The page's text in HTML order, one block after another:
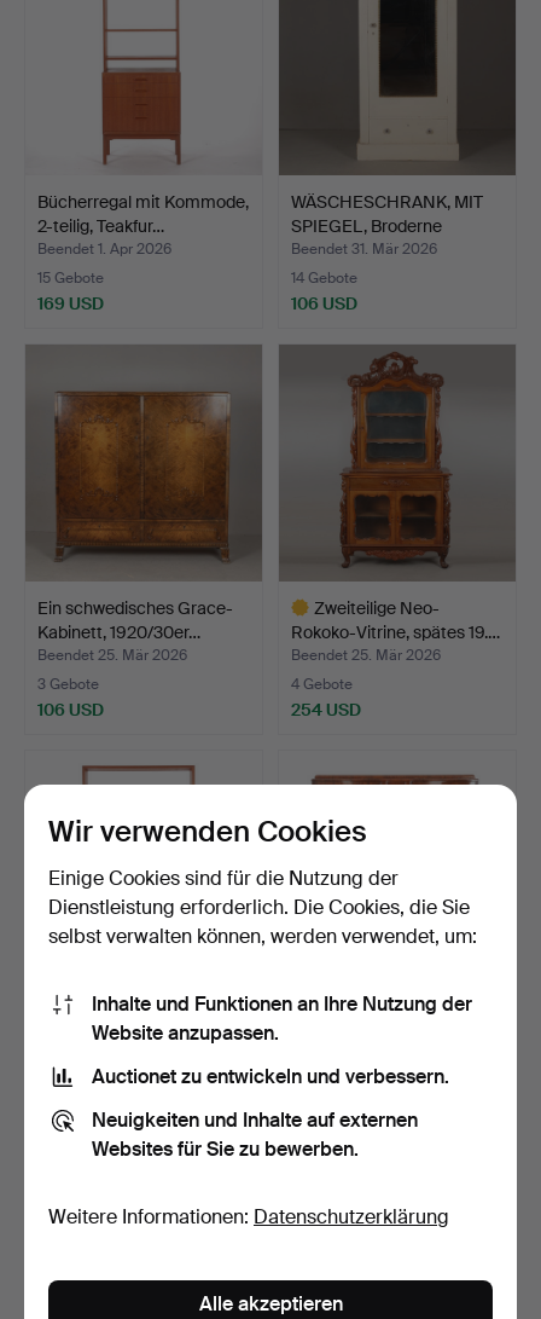
Bücherregal mit Kommode,
2-teilig, Teakfur…
Beendet 1. Apr 2026
15 Gebote
169 USD
WÄSCHESCHRANK, MIT
SPIEGEL, Broderne
Wiggm…
Beendet 31. Mär 2026
14 Gebote
106 USD
Ein schwedisches Grace-
Kabinett, 1920/30er…
Beendet 25. Mär 2026
3 Gebote
106 USD
Zweiteilige Neo-
Rokoko-Vitrine, spätes 19.…
Beendet 25. Mär 2026
4 Gebote
254 USD
BÜCHERREGAL MIT
SCHRANK, 2-teilig,
Teakfur…
8 Gebote
169 USD
Eine Vitrine von Barget Uil,
74 USD
Wir verwenden Cookies
Einige Cookies sind für die Nutzung der
Dienstleistung erforderlich. Die Cookies, die Sie
selbst verwalten können, werden verwendet, um:
Inhalte und Funktionen an Ihre Nutzung der
Website anzupassen.
Auctionet zu entwickeln und verbessern.
Neuigkeiten und Inhalte auf externen
Websites für Sie zu bewerben.
Weitere Informationen: Datenschutzerklärung
Alle akzeptieren